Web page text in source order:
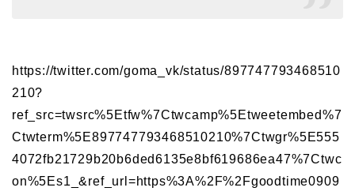
https://twitter.com/goma_vk/status/897747793468510
210?
ref_src=twsrc%5Etfw%7Ctwcamp%5Etweetembed%7
Ctwterm%5E897747793468510210%7Ctwgr%5E555
4072fb21729b20b6ded6135e8bf619686ea47%7Ctwc
on%5Es1_&ref_url=https%3A%2F%2Fgoodtime0909